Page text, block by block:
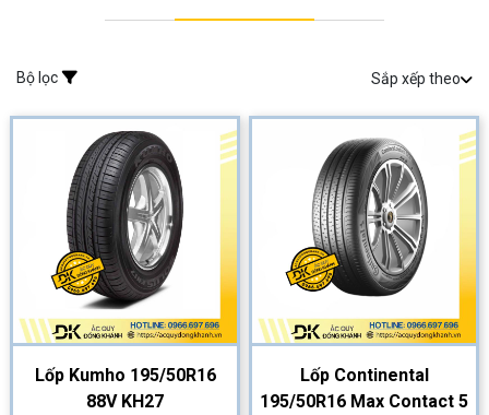
Bộ lọc Sắp xếp theo
Lốp Kumho 195/50R16
88V KH27
Lốp Continental
195/50R16 Max Contact 5